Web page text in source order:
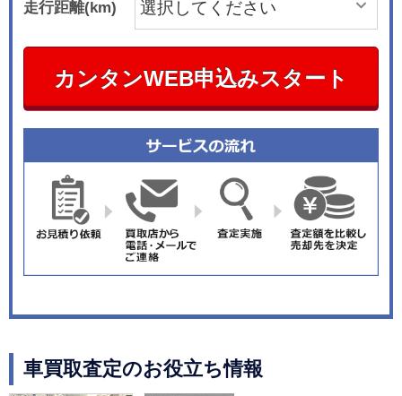
走行距離(km)
カンタンWEB申込みスタート
車買取査定のお役立ち情報